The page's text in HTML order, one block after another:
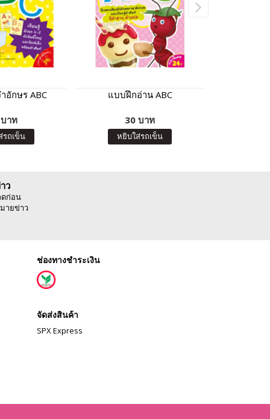
อักษร ABC
าท
รถเข็น
แบบฝึกอ่าน ABC
30 บาท
หยิบใส่รถเข็น
ว
ก่อน
ายข่าว
ช่องทางชำระเงิน
จัดส่งสินค้า
SPX Express